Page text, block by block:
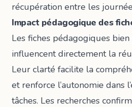
récupération entre les
Impact pédagogique des
Les fiches pédagogiques
influencent directement la
Leur clarté facilite la
et renforce l’autonomie dans
tâches. Les recherches